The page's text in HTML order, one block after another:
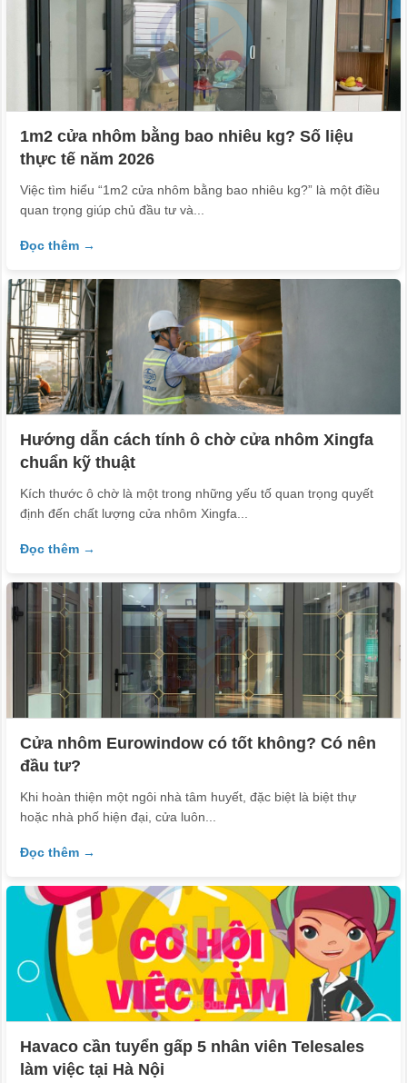
1m2 cửa nhôm bằng bao nhiêu kg? Số liệu
thực tế năm 2026
Việc tìm hiểu “1m2 cửa nhôm bằng bao nhiêu kg?” là một điều
quan trọng giúp chủ đầu tư và...
Đọc thêm →
Hướng dẫn cách tính ô chờ cửa nhôm Xingfa
chuẩn kỹ thuật
Kích thước ô chờ là một trong những yếu tố quan trọng quyết
định đến chất lượng cửa nhôm Xingfa...
Đọc thêm →
Cửa nhôm Eurowindow có tốt không? Có nên
đầu tư?
Khi hoàn thiện một ngôi nhà tâm huyết, đặc biệt là biệt thự
hoặc nhà phố hiện đại, cửa luôn...
Đọc thêm →
Havaco cần tuyển gấp 5 nhân viên Telesales
làm việc tại Hà Nội